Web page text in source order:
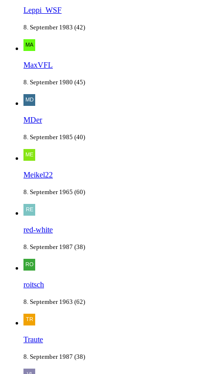
Leppi_WSF
8. September 1983 (42)
MaxVFL
8. September 1980 (45)
MDer
8. September 1985 (40)
Meikel22
8. September 1965 (60)
red-white
8. September 1987 (38)
roitsch
8. September 1963 (62)
Traute
8. September 1987 (38)